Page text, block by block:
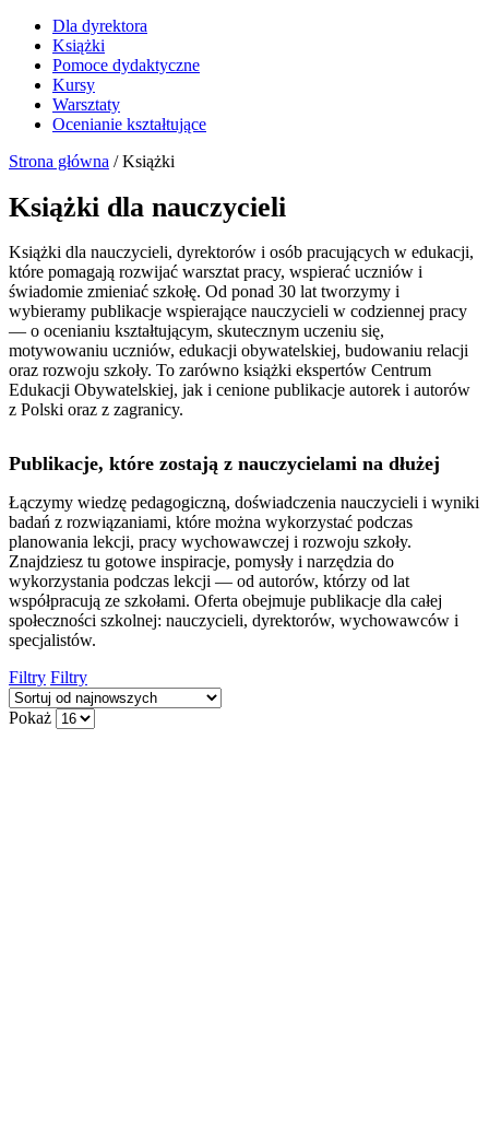
Dla dyrektora
Książki
Pomoce dydaktyczne
Kursy
Warsztaty
Ocenianie kształtujące
Strona główna / Książki
Książki dla nauczycieli
Książki dla nauczycieli, dyrektorów i osób pracujących w edukacji,
które pomagają rozwijać warsztat pracy, wspierać uczniów i
świadomie zmieniać szkołę. Od ponad 30 lat tworzymy i
wybieramy publikacje wspierające nauczycieli w codziennej pracy
— o ocenianiu kształtującym, skutecznym uczeniu się,
motywowaniu uczniów, edukacji obywatelskiej, budowaniu relacji
oraz rozwoju szkoły. To zarówno książki ekspertów Centrum
Edukacji Obywatelskiej, jak i cenione publikacje autorek i autorów
z Polski oraz z zagranicy.
Publikacje, które zostają z nauczycielami na dłużej
Łączymy wiedzę pedagogiczną, doświadczenia nauczycieli i wyniki
badań z rozwiązaniami, które można wykorzystać podczas
planowania lekcji, pracy wychowawczej i rozwoju szkoły.
Znajdziesz tu gotowe inspiracje, pomysły i narzędzia do
wykorzystania podczas lekcji — od autorów, którzy od lat
współpracują ze szkołami. Oferta obejmuje publikacje dla całej
społeczności szkolnej: nauczycieli, dyrektorów, wychowawców i
specjalistów.
Filtry Filtry
Pokaż